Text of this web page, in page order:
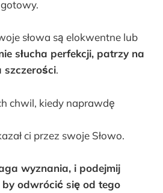
słowa są elokwentne lub
słucha perfekcji, patrzy na
szczerości.
chwil, kiedy naprawdę
ci przez swoje Słowo.
wyznania, i podejmij
odwrócić się od tego